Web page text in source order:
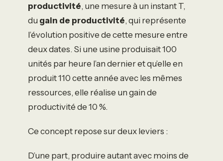
productivité, une mesure à un instant T,
du gain de productivité, qui représente
l’évolution positive de cette mesure entre
deux dates. Si une usine produisait 100
unités par heure l’an dernier et qu’elle en
produit 110 cette année avec les mêmes
ressources, elle réalise un gain de
productivité de 10 %.
Ce concept repose sur deux leviers :
D’une part, produire autant avec moins de